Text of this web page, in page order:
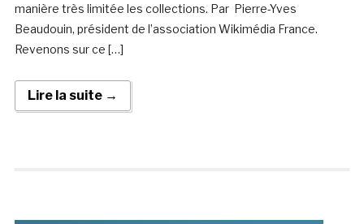
manière très limitée les collections. Par Pierre-Yves
Beaudouin, président de l’association Wikimédia France.
Revenons sur ce […]
Lire la suite →